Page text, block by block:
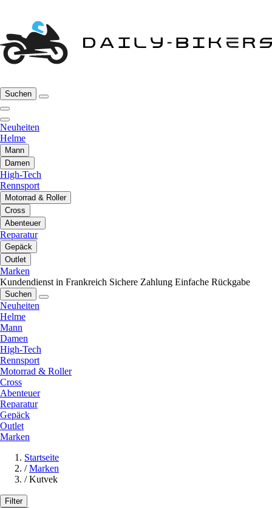
Suchen
Neuheiten
Helme
Mann
Damen
High-Tech
Rennsport
Motorrad & Roller
Cross
Abenteuer
Reparatur
Gepäck
Outlet
Marken
Kundendienst in Frankreich Sichere Zahlung Einfache Rückgabe
Suchen
Neuheiten
Helme
Mann
Damen
High-Tech
Rennsport
Motorrad & Roller
Cross
Abenteuer
Reparatur
Gepäck
Outlet
Marken
Startseite
/ Marken
/ Kutvek
Filter